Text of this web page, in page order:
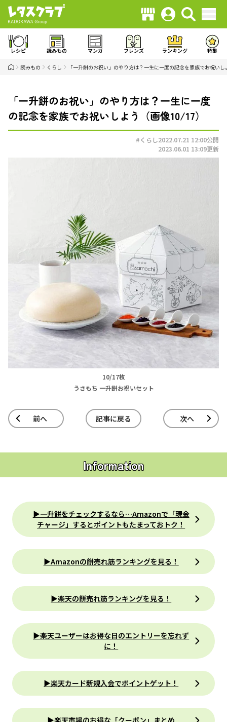
レシピ 読みもの マンガ フレンズ ランキング 特集
読みもの くらし 「一升餅のお祝い」のやり方は？一生に一度の記念を家族でお祝いし
「一升餅のお祝い」のやり方は？一生に一度
の記念を家族でお祝いしよう（画像10/17）
#くらし2022.07.21 12:00公開
2023.06.01 13:09更新
10/17枚
うさもち 一升餅お祝いセット
前へ 記事に戻る 次へ
Information
▶一升餅をチェックするなら…Amazonで「現金
チャージ」するとポイントもたまっておトク！
▶Amazonの餅売れ筋ランキングを見る！
▶楽天の餅売れ筋ランキングを見る！
▶楽天ユーザーはお得な日のエントリーを忘れず
に！
▶楽天カード新規入会でポイントゲット！
▶楽天市場のお得な「クーポン」まとめ